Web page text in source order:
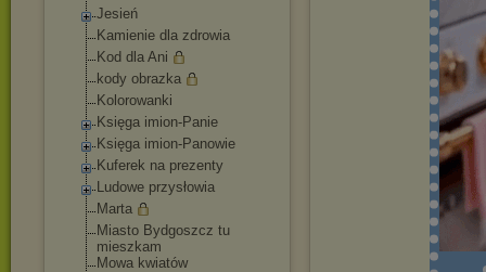
Jesień
Kamienie dla zdrowia
Kod dla Ani
kody obrazka
Kolorowanki
Księga imion-Panie
Księga imion-Panowie
Kuferek na prezenty
Ludowe przysłowia
Marta
Miasto Bydgoszcz tu
mieszkam
Mowa kwiatów